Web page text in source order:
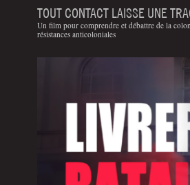
TOUT CONTACT LAISSE UNE
Un film pour comprendre et débattre de la
résistances anticoloniales